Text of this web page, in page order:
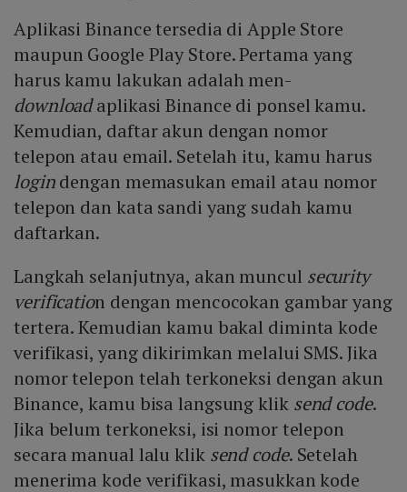
Aplikasi Binance tersedia di Apple Store
maupun Google Play Store. Pertama yang
harus kamu lakukan adalah men-
downloadaplikasi Binance di ponsel kamu.
Kemudian, daftar akun dengan nomor
telepon atau email. Setelah itu, kamu harus
logindengan memasukan email atau nomor
telepon dan kata sandi yang sudah kamu
daftarkan.
Langkah selanjutnya, akan muncul security
verification dengan mencocokan gambar yang
tertera. Kemudian kamu bakal diminta kode
verifikasi, yang dikirimkan melalui SMS. Jika
nomor telepon telah terkoneksi dengan akun
Binance, kamu bisa langsung kliksend code.
Jika belum terkoneksi, isi nomor telepon
secara manual lalu kliksend code. Setelah
menerima kode verifikasi, masukkan kode